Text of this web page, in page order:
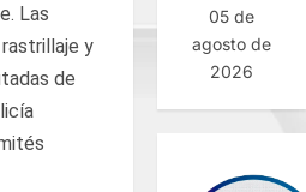
Las
y
de
05 de
agosto de
2026